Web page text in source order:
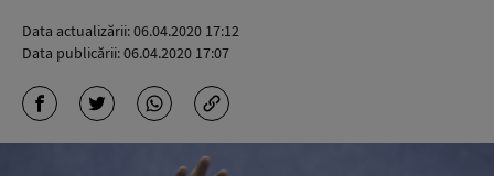
Data actualizării:06.04.2020 17:12
Data publicării:06.04.2020 17:07